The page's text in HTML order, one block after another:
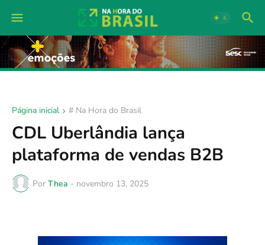
Página inicial # Na Hora do Brasil
CDL Uberlândia lança
plataforma de vendas B2B
Por Thea - novembro 13, 2025